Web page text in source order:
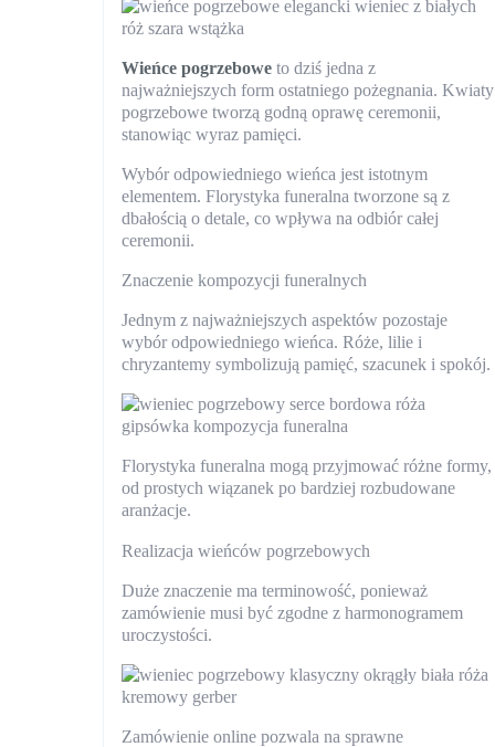
Wieńce pogrzebowe to dziś jedna z
najważniejszych form ostatniego pożegnania. Kwiaty
pogrzebowe tworzą godną oprawę ceremonii,
stanowiąc wyraz pamięci.
Wybór odpowiedniego wieńca jest istotnym
elementem. Florystyka funeralna tworzone są z
dbałością o detale, co wpływa na odbiór całej
ceremonii.
Znaczenie kompozycji funeralnych
Jednym z najważniejszych aspektów pozostaje
wybór odpowiedniego wieńca. Róże, lilie i
chryzantemy symbolizują pamięć, szacunek i spokój.
Florystyka funeralna mogą przyjmować różne formy,
od prostych wiązanek po bardziej rozbudowane
aranżacje.
Realizacja wieńców pogrzebowych
Duże znaczenie ma terminowość, ponieważ
zamówienie musi być zgodne z harmonogramem
uroczystości.
Zamówienie online pozwala na sprawne